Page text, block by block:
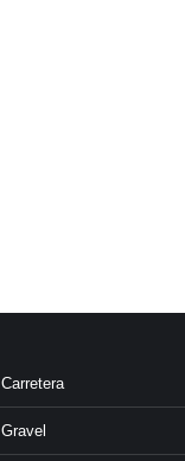
Carretera
Gravel